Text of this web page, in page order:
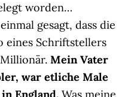
worden…
gesagt, dass die
eines Schriftstellers
Millionär.Mein Vater
war etliche Male